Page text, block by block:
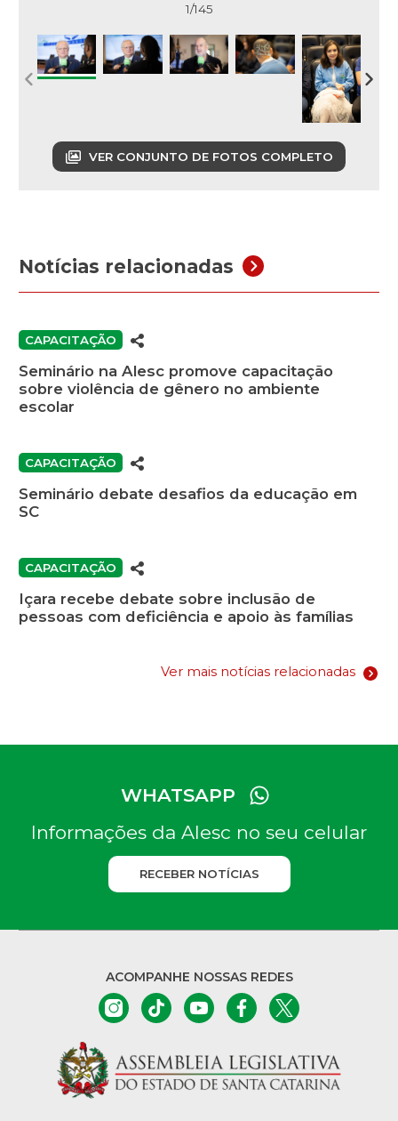
1/145
VER CONJUNTO DE FOTOS COMPLETO
Notícias relacionadas
CAPACITAÇÃO
Seminário na Alesc promove capacitação
sobre violência de gênero no ambiente
escolar
CAPACITAÇÃO
Seminário debate desafios da educação em
SC
CAPACITAÇÃO
Içara recebe debate sobre inclusão de
pessoas com deficiência e apoio às famílias
Ver mais notícias relacionadas
WHATSAPP
Informações da Alesc no seu celular
RECEBER NOTÍCIAS
ACOMPANHE NOSSAS REDES